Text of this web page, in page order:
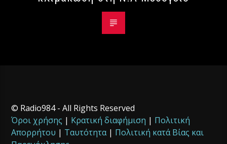
© Radio984 - All Rights Reserved
Όροι χρήσης | Κρατική διαφήμιση | Πολιτική
Απορρήτου | Ταυτότητα| Πολιτική κατά Βίας και